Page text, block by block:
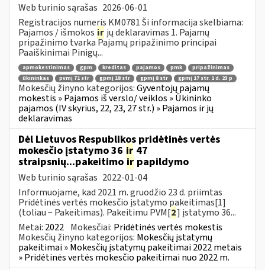
Web turinio sąrašas 2026-06-01
Registracijos numeris KM0781 Ši informacija skelbiama:
Pajamos / išmokos ir jų deklaravimas 1. Pajamų
pripažinimo tvarka Pajamų pripažinimo principai
Paaiškinimai Pinigų...
apmokestinimas gpm kreditas pajamos pmk
pripažinimas
ūkininkas
pvmį 71 str gpmį 18 str gpmį 8 str gpmį 17 str. 1 d. 23 p
Mokesčių žinyno kategorijos:Gyventojų pajamų
mokestis » Pajamos iš verslo/ veiklos » Ūkininko
pajamos (IV skyrius, 22, 23, 27 str.) » Pajamos ir jų
deklaravimas
Dėl Lietuvos Respublikos pridėtinės vertės
mokesčio įstatymo 36 ir 47
straipsnių...pakeitimo ir papildymo
Web turinio sąrašas 2022-01-04
Informuojame, kad 2021 m. gruodžio 23 d. priimtas
Pridėtinės vertės mokesčio įstatymo pakeitimas[1]
(toliau − Pakeitimas). Pakeitimu PVM[2] įstatymo 36...
Metai: 2022 Mokesčiai: Pridėtinės vertės mokestis
Mokesčių žinyno kategorijos: Mokesčių įstatymų
pakeitimai » Mokesčių įstatymų pakeitimai 2022 metais
» Pridėtinės vertės mokesčio pakeitimai nuo 2022 m.